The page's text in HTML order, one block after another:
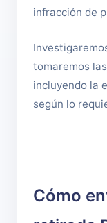
infracción de
tomaremos
incluyendo la
según lo
Cómo